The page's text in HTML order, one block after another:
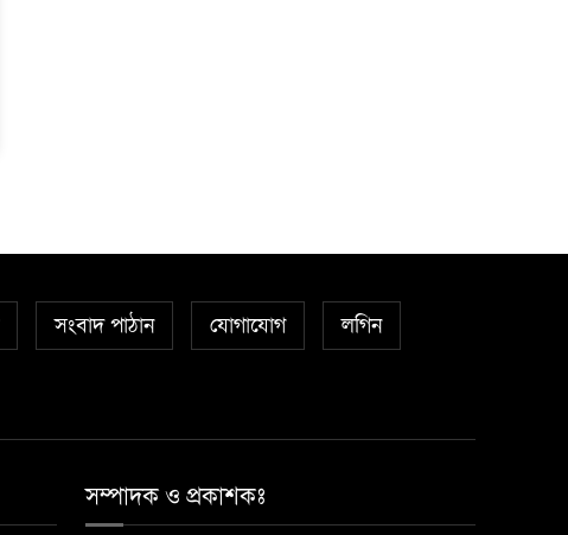
সংবাদ পাঠান যোগাযোগ লগিন
সম্পাদক ও প্রকাশকঃ